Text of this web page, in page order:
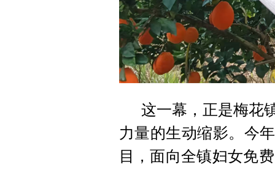
这一幕，正是梅花
力量的生动缩影。今
目，面向全镇妇女免